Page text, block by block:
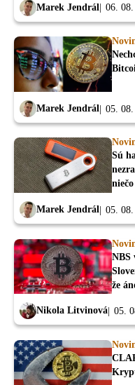
Marek Jendrál 06.
Marek Jendrál 05.
Sú
Marek Jendrál 05.
NBS
že
Nikola Litvinová 05.